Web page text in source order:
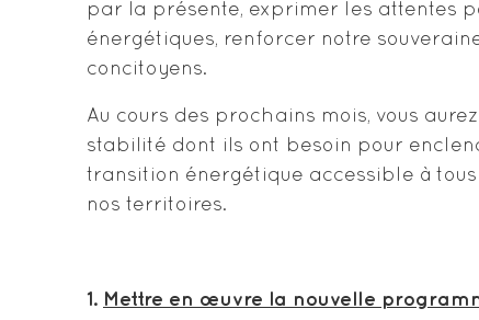
par la présente, exprimer les attentes
énergétiques, renforcer notre
concitoyens.
Au cours des prochains mois, vous
stabilité dont ils ont besoin pour
transition énergétique accessible à
nos territoires.
1. Mettre en œuvre la nouvelle